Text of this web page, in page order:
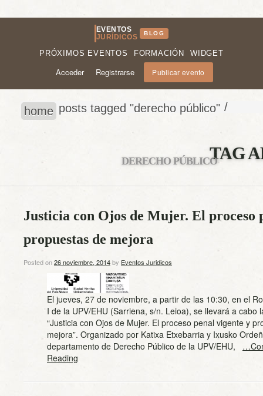
EVENTOS
JURÍDICOS
BLOG
PRÓXIMOS EVENTOS FORMACIÓN WIDGET
Acceder Registrarse Publicar evento
home /
posts tagged "derecho público"
TAG
DERECHO PÚBLICO
Justicia con Ojos de Mujer. El proceso
propuestas de mejora
Posted on26 noviembre, 2014by Eventos Juridicos
El jueves, 27 de noviembre, a partir de las 10:30, en el
I de la UPV/EHU (Sarriena, s/n. Leioa), se llevará a cabo
“Justicia con Ojos de Mujer. El proceso penal vigente y
mejora”. Organizado por Katixa Etxebarria y Ixusko
departamento de Derecho Público de la UPV/EHU,
Reading